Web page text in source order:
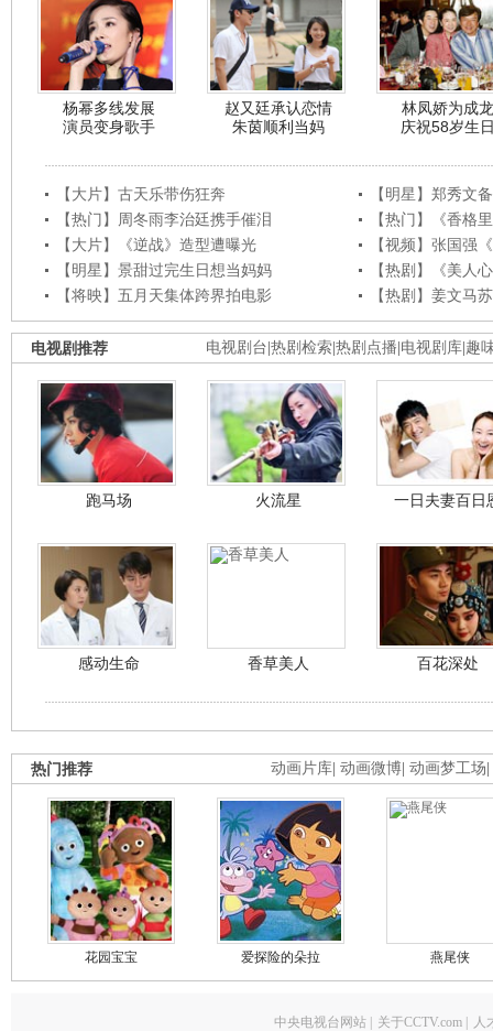
杨幂多线发展
演员变身歌手
赵又廷承认恋情
朱茵顺利当妈
林凤娇为成龙
庆祝58岁生
【大片】古天乐带伤狂奔
【明星】郑秀文
【热门】周冬雨李治廷携手催泪
【热门】《香格
【大片】《逆战》造型遭曝光
【视频】张国强
【明星】景甜过完生日想当妈妈
【热剧】《美人
【将映】五月天集体跨界拍电影
【热剧】姜文马
电视剧台 热剧检索 热剧点播 电视剧库 趣
电视剧推荐
跑马场 火流星 一日夫妻百日
感动生命 香草美人 百花深处
动画片库 动画微博 动画梦工场
热门推荐
花园宝宝 爱探险的朵拉 燕尾侠
中央电视台网站 关于CCTV.com 人